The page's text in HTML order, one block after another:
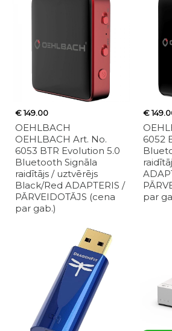
€ 149.00
OEHLBACH
OEHLBACH Art. No.
6053 BTR Evolution 5.0
Bluetooth Signāla
raidītājs / uztvērējs
Black/Red ADAPTERIS /
PĀRVEIDOTĀJS (cena
par gab.)
€
6052
par